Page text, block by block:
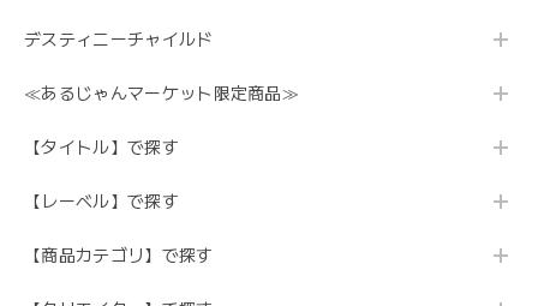
デスティニーチャイルド
≪あるじゃんマーケット限定商品≫
【タイトル】で探す
【レーベル】で探す
【商品カテゴリ】で探す